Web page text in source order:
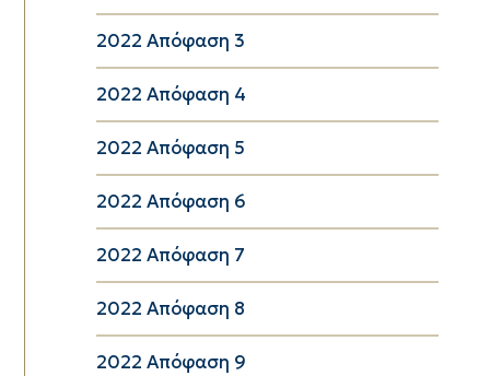
2022 Απόφαση 3
2022 Απόφαση 4
2022 Απόφαση 5
2022 Απόφαση 6
2022 Απόφαση 7
2022 Απόφαση 8
2022 Απόφαση 9